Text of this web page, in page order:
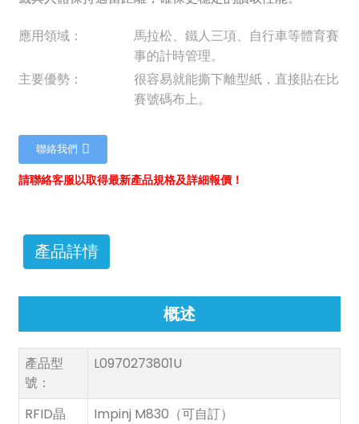
應用領域：
馬拉松、鐵人三項、自行車等體育賽
事的計時管理。
主要優勢：
很容易就能撕下離型紙，直接貼在比
賽號碼布上。
聯絡我們
請聯絡客服以取得最新產品規格及詳細報價！
產品詳情
概述
產品型
號：
L0970273801U
RFID晶
Impinj M830（可自訂）